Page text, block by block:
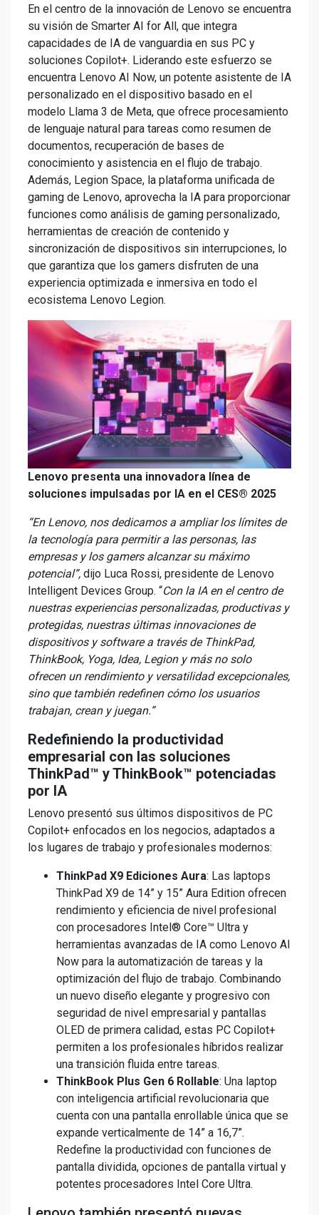
En el centro de la innovación de Lenovo se encuentra
su visión de Smarter AI for All, que integra
capacidades de IA de vanguardia en sus PC y
soluciones Copilot+. Liderando este esfuerzo se
encuentra Lenovo AI Now, un potente asistente de IA
personalizado en el dispositivo basado en el
modelo Llama 3 de Meta, que ofrece procesamiento
de lenguaje natural para tareas como resumen de
documentos, recuperación de bases de
conocimiento y asistencia en el flujo de trabajo.
Además, Legion Space, la plataforma unificada de
gaming de Lenovo, aprovecha la IA para proporcionar
funciones como análisis de gaming personalizado,
herramientas de creación de contenido y
sincronización de dispositivos sin interrupciones, lo
que garantiza que los gamers disfruten de una
experiencia optimizada e inmersiva en todo el
ecosistema Lenovo Legion.
Lenovo presenta una innovadora línea de
soluciones impulsadas por IA en el CES® 2025
“En Lenovo, nos dedicamos a ampliar los límites de
la tecnología para permitir a las personas, las
empresas y los gamers alcanzar su máximo
potencial”, dijo Luca Rossi, presidente de Lenovo
Intelligent Devices Group. “Con la IA en el centro de
nuestras experiencias personalizadas, productivas y
protegidas, nuestras últimas innovaciones de
dispositivos y software a través de ThinkPad,
ThinkBook, Yoga, Idea, Legion y más no solo
ofrecen un rendimiento y versatilidad excepcionales,
sino que también redefinen cómo los usuarios
trabajan, crean y juegan.”
Redefiniendo la productividad
empresarial con las soluciones
ThinkPad™ y ThinkBook™ potenciadas
por IA
Lenovo presentó sus últimos dispositivos de PC
Copilot+ enfocados en los negocios, adaptados a
los lugares de trabajo y profesionales modernos:
ThinkPad X9 Ediciones Aura: Las laptops
ThinkPad X9 de 14” y 15” Aura Edition ofrecen
rendimiento y eficiencia de nivel profesional
con procesadores Intel® Core™ Ultra y
herramientas avanzadas de IA como Lenovo AI
Now para la automatización de tareas y la
optimización del flujo de trabajo. Combinando
un nuevo diseño elegante y progresivo con
seguridad de nivel empresarial y pantallas
OLED de primera calidad, estas PC Copilot+
permiten a los profesionales híbridos realizar
una transición fluida entre tareas.
ThinkBook Plus Gen 6 Rollable: Una laptop
con inteligencia artificial revolucionaria que
cuenta con una pantalla enrollable única que se
expande verticalmente de 14” a 16,7”.
Redefine la productividad con funciones de
pantalla dividida, opciones de pantalla virtual y
potentes procesadores Intel Core Ultra.